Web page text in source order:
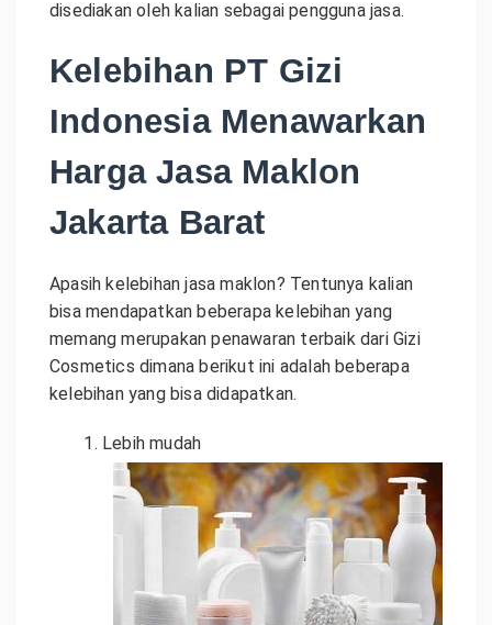
disediakan oleh kalian sebagai pengguna jasa.
Kelebihan PT Gizi
Indonesia Menawarkan
Harga Jasa Maklon
Jakarta Barat
Apasih kelebihan jasa maklon? Tentunya kalian
bisa mendapatkan beberapa kelebihan yang
memang merupakan penawaran terbaik dari Gizi
Cosmetics dimana berikut ini adalah beberapa
kelebihan yang bisa didapatkan.
Lebih mudah